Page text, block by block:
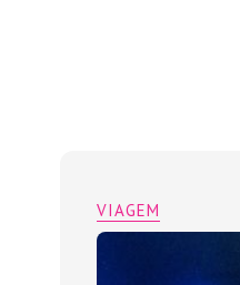
VIAGEM